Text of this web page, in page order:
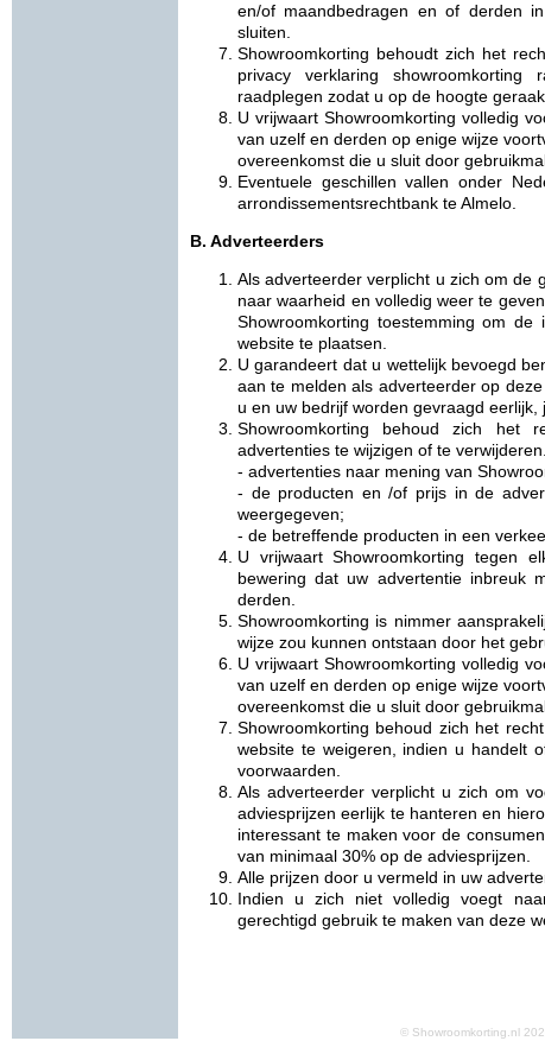
en/of maandbedragen en of derden
sluiten.
Showroomkorting behoudt zich het
privacy verklaring
raadplegen zodat u op de hoogte
U vrijwaart Showroomkorting volledig
van uzelf en derden op enige wijze
overeenkomst die u sluit door
Eventuele geschillen vallen onder
arrondissementsrechtbank te Almelo.
B. Adverteerders
Als adverteerder verplicht u zich om de
naar waarheid en volledig weer te
Showroomkorting toestemming om
website te plaatsen.
U garandeert dat u wettelijk bevoegd
aan te melden als adverteerder op
u en uw bedrijf worden gevraagd eerlijk,
Showroomkorting behoud zich het
advertenties te wijzigen of te
- advertenties naar mening van
- de producten en /of prijs in de
weergegeven;
- de betreffende producten in een
U vrijwaart Showroomkorting tegen
bewering dat uw advertentie inbreuk
derden.
Showroomkorting is nimmer
wijze zou kunnen ontstaan door het
U vrijwaart Showroomkorting volledig
van uzelf en derden op enige wijze
overeenkomst die u sluit door
Showroomkorting behoud zich het
website te weigeren, indien u handelt
voorwaarden.
Als adverteerder verplicht u zich om
adviesprijzen eerlijk te hanteren en
interessant te maken voor de
van minimaal 30% op de adviesprijzen.
Alle prijzen door u vermeld in uw
Indien u zich niet volledig voegt
gerechtigd gebruik te maken van deze
© Showroomkorting.nl